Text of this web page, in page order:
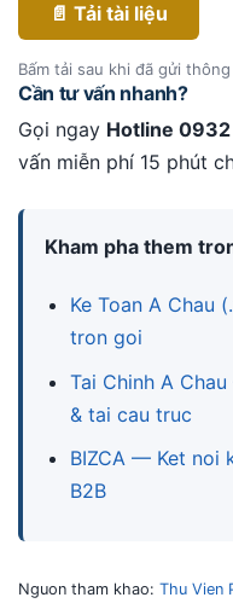
📄 Tải tài liệu
Bấm tải sau khi đã gửi
Cần tư vấn nhanh?
Gọi ngay Hotline
vấn miễn phí 15 phút
Kham pha them
Ke Toan A Chau
tron goi
Tai Chinh A
& tai cau truc
BIZCA — Ket noi
B2B
Nguon tham khao: Thu Vien